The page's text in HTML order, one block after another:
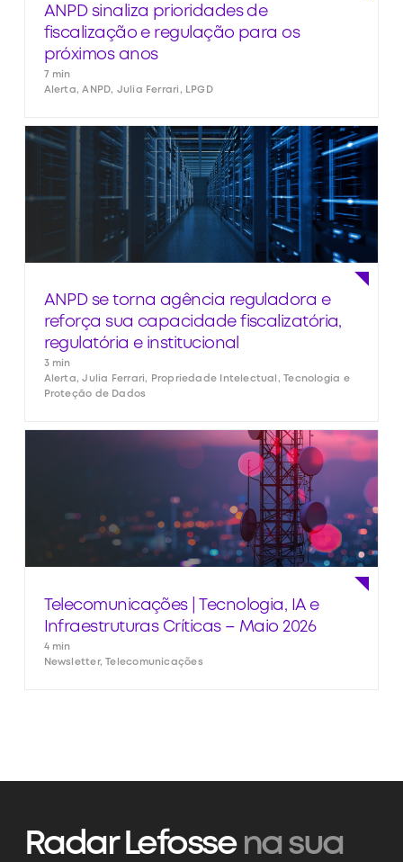
ANPD sinaliza prioridades de
fiscalização e regulação para os
próximos anos
7 min
Alerta, ANPD, Julia Ferrari, LPGD
ANPD se torna agência reguladora e
reforça sua capacidade fiscalizatória,
regulatória e institucional
3 min
Alerta, Julia Ferrari, Propriedade Intelectual, Tecnologia e
Proteção de Dados
Telecomunicações | Tecnologia, IA e
Infraestruturas Críticas – Maio 2026
4 min
Newsletter, Telecomunicações
Radar Lefossena sua